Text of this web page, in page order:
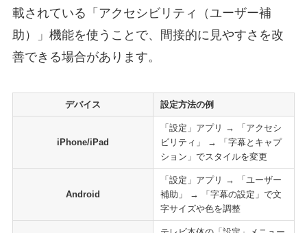
載されている「アクセシビリティ（ユーザー補
助）」機能を使うことで、間接的に見やすさを改
善できる場合があります。
デバイス 設定方法の例
iPhone/iPad
「設定」アプリ → 「アクセシ
ビリティ」 → 「字幕とキャプ
ション」でスタイルを変更
Android
「設定」アプリ → 「ユーザー
補助」 → 「字幕の設定」で文
字サイズや色を調整